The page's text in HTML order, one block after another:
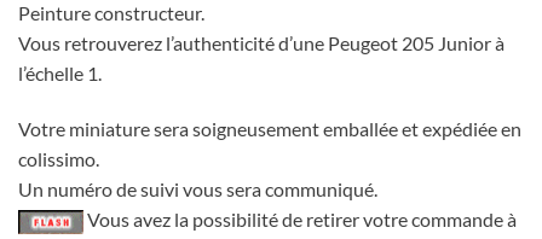
Peinture constructeur.
Vous retrouverez l’authenticité d’une Peugeot 205 Junior à
l’échelle 1.
Votre miniature sera soigneusement emballée et expédiée en
colissimo.
Un numéro de suivi vous sera communiqué.
Vous avez la possibilité de retirer votre commande à